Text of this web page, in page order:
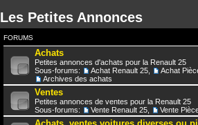
Les Petites Annonces
FORUMS
Achats
Petites annonces d'achats pour la Renault 25
Sous-forums:
Achat Renault 25 Achat
Archives des achats
Ventes
Petites annonces de ventes pour la Renault 25
Sous-forums:
Vente Renault 25 Vente